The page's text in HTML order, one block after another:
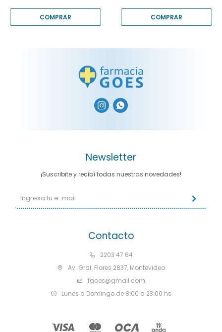
 
Contacto
2203 47 64
Av. Gral. Flores 2837, Montevideo
fgoes@gmail.com
Lunes a Domingo de 8:00 a 23:00 hs
Newsletter
¡Suscribite y recibí todas nuestras novedades!